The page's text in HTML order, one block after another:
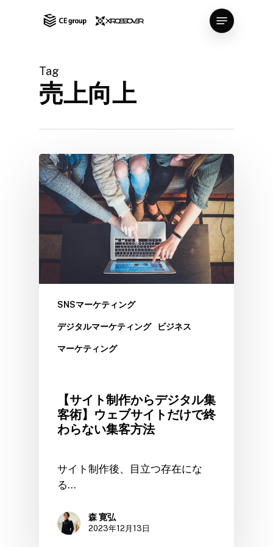
Menu
Tag
売上向上
SNSマーケティング
デジタルマーケティング ビジネス
マーケティング
【サイト制作からデジタル集
客術】ウェブサイトだけで終
わらない集客方法
サイト制作後、目立つ存在にな
る…
森 寛弘
2023年12月13日